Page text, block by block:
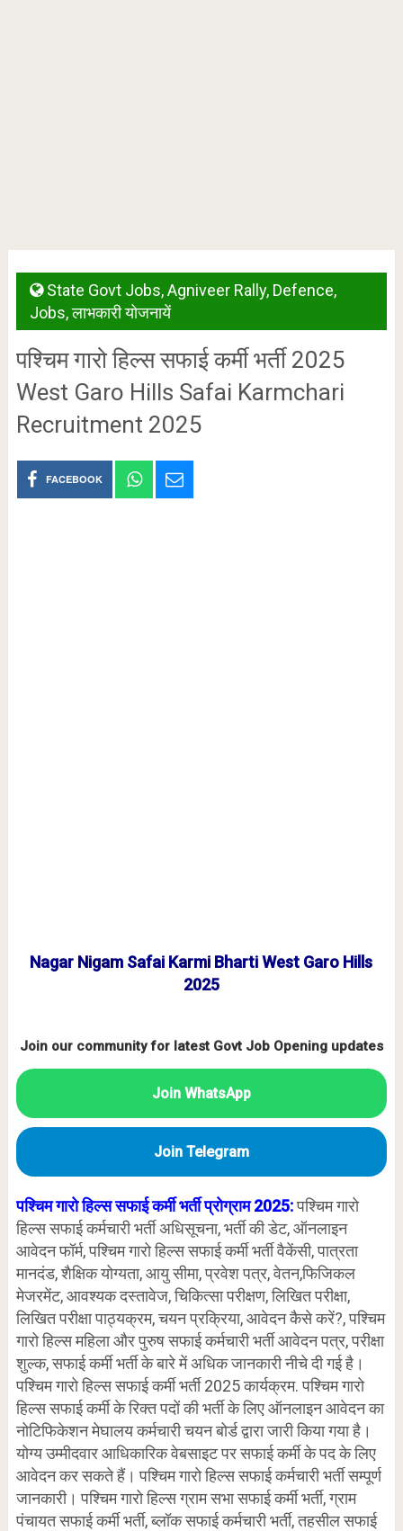
State Govt Jobs,Agniveer Rally, Defence,
Jobs,लाभकारी योजनायें
पश्चिम गारो हिल्स सफाई कर्मी भर्ती 2025
West Garo Hills Safai Karmchari
Recruitment 2025
FACEBOOK
Nagar Nigam Safai Karmi Bharti West Garo Hills
2025
Join our community for latest Govt Job Opening updates
Join WhatsApp
Join Telegram
पश्चिम गारो हिल्स सफाई कर्मी भर्ती प्रोग्राम 2025:पश्चिम गारो
हिल्स सफाई कर्मचारी भर्ती अधिसूचना, भर्ती की डेट, ऑनलाइन
आवेदन फॉर्म, पश्चिम गारो हिल्स सफाई कर्मी भर्ती वैकेंसी, पात्रता
मानदंड, शैक्षिक योग्यता, आयु सीमा, प्रवेश पत्र, वेतन,फिजिकल
मेजरमेंट, आवश्यक दस्तावेज, चिकित्सा परीक्षण, लिखित परीक्षा,
लिखित परीक्षा पाठ्यक्रम, चयन प्रक्रिया, आवेदन कैसे करें?, पश्चिम
गारो हिल्स महिला और पुरुष सफाई कर्मचारी भर्ती आवेदन पत्र, परीक्षा
शुल्क, सफाई कर्मी भर्ती के बारे में अधिक जानकारी नीचे दी गई है।
पश्चिम गारो हिल्स सफाई कर्मी भर्ती 2025 कार्यक्रम. पश्चिम गारो
हिल्स सफाई कर्मी के रिक्त पदों की भर्ती के लिए ऑनलाइन आवेदन का
नोटिफिकेशन मेघालय कर्मचारी चयन बोर्ड द्वारा जारी किया गया है।
योग्य उम्मीदवार आधिकारिक वेबसाइट पर सफाई कर्मी के पद के लिए
आवेदन कर सकते हैं। पश्चिम गारो हिल्स सफाई कर्मचारी भर्ती सम्पूर्ण
जानकारी। पश्चिम गारो हिल्स ग्राम सभा सफाई कर्मी भर्ती, ग्राम
पंचायत सफाई कर्मी भर्ती, ब्लॉक सफाई कर्मचारी भर्ती, तहसील सफाई